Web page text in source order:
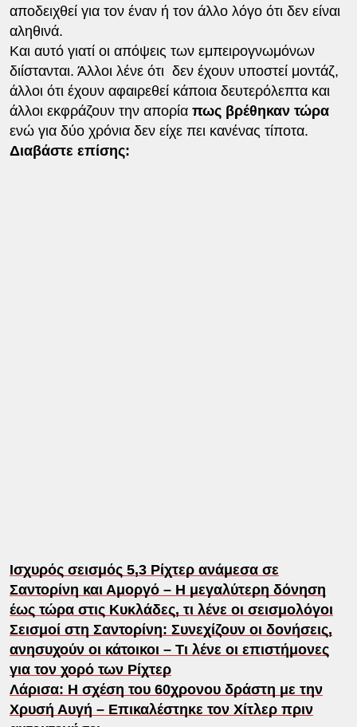
αποδειχθεί για τον έναν ή τον άλλο λόγο ότι δεν είναι
αληθινά.
Και αυτό γιατί οι απόψεις των εμπειρογνωμόνων
διίστανται. Άλλοι λένε ότι δεν έχουν υποστεί μοντάζ,
άλλοι ότι έχουν αφαιρεθεί κάποια δευτερόλεπτα και
άλλοι εκφράζουν την απορίαπως βρέθηκαν τώρα
ενώ για δύο χρόνια δεν είχε πει κανένας τίποτα.
Διαβάστε επίσης:
Ισχυρός σεισμός 5,3 Ρίχτερ ανάμεσα σε
Σαντορίνη και Αμοργό – Η μεγαλύτερη δόνηση
έως τώρα στις Κυκλάδες, τι λένε οι σεισμολόγοι
Σεισμοί στη Σαντορίνη: Συνεχίζουν οι δονήσεις,
ανησυχούν οι κάτοικοι – Τι λένε οι επιστήμονες
για τον χορό των Ρίχτερ
Λάρισα: Η σχέση του 60χρονου δράστη με την
Χρυσή Αυγή – Επικαλέστηκε τον Χίτλερ πριν